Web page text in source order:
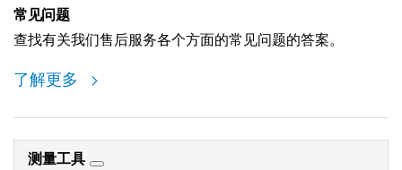
常见问题
查找有关我们售后服务各个方面的常见问题的答案。
了解更多
测量工具